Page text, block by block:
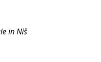
in Niš